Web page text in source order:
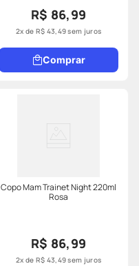
R$ 86,99
2x de R$ 43,49sem juros
Comprar
Copo Mam Trainet Night 220ml
Rosa
R$ 86,99
2x de R$ 43,49sem juros